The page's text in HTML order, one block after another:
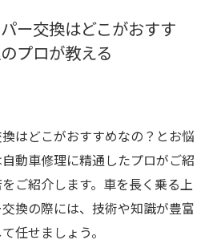
ー交換はどこがおすす
プロが教える
はどこがおすすめなの？とお悩
動車修理に精通したプロがご紹
ご紹介します。車を長く乗る上
換の際には、技術や知識が豊富
任せましょう。